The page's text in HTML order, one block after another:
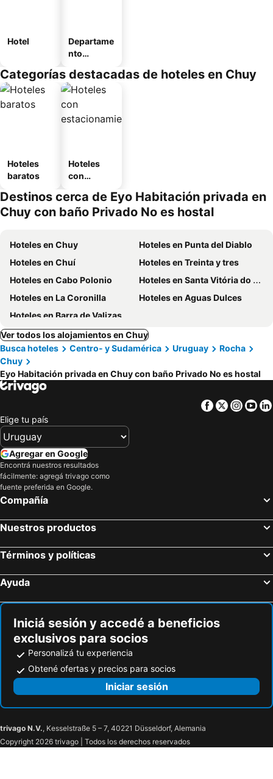
Hotel
Departame
nto
Categorías destacadas de hoteles en Chuy
Hoteles
baratos
Hoteles
con
miento
Destinos cerca de Eyo Habitación privada en
Chuy con baño Privado No es hostal
Hoteles en Chuy
Hoteles en Punta del Diablo
Hoteles en Chuí
Hoteles en Treinta y tres
Hoteles en Cabo Polonio
Hoteles en Santa Vitória do Palmar
Hoteles en La Coronilla
Hoteles en Aguas Dulces
Hoteles en Barra de Valizas
Ver todos los alojamientos en Chuy
Busca hoteles
Centro- y Sudamérica Uruguay
Rocha
Chuy
Eyo Habitación privada en Chuy con baño Privado No es hostal
Facebook
Twitter
Elige tu país
Agregar en Google
Encontrá nuestros resultados
fácilmente: agregá trivago como
fuente preferida en Google.
Compañía
Nuestros productos
Términos y políticas
Ayuda
Iniciá sesión y accedé a beneficios
exclusivos para socios
Personalizá tu experiencia
Obtené ofertas y precios para socios
Iniciar sesión
trivago N.V., Kesselstraße 5 – 7, 40221 Düsseldorf, Alemania
Copyright 2026 trivago | Todos los derechos reservados